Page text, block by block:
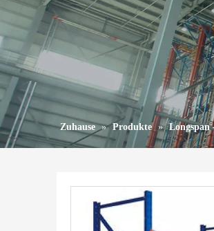
Zuhause » Produkte » Longspan